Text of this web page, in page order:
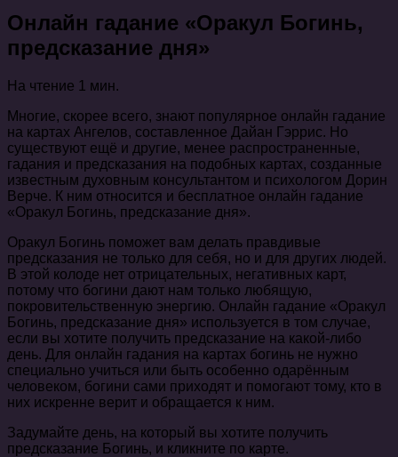
Онлайн гадание «Оракул Богинь,
предсказание дня»
На чтение 1 мин.
Многие, скорее всего, знают популярное онлайн гадание
на картах Ангелов, составленное Дайан Гэррис. Но
существуют ещё и другие, менее распространенные,
гадания и предсказания на подобных картах, созданные
известным духовным консультантом и психологом Дорин
Верче. К ним относится и бесплатное онлайн гадание
«Оракул Богинь, предсказание дня».
Оракул Богинь поможет вам делать правдивые
предсказания не только для себя, но и для других людей.
В этой колоде нет отрицательных, негативных карт,
потому что богини дают нам только любящую,
покровительственную энергию. Онлайн гадание «Оракул
Богинь, предсказание дня» используется в том случае,
если вы хотите получить предсказание на какой-либо
день. Для онлайн гадания на картах богинь не нужно
специально учиться или быть особенно одарённым
человеком, богини сами приходят и помогают тому, кто в
них искренне верит и обращается к ним.
Задумайте день, на который вы хотите получить
предсказание Богинь, и кликните по карте.